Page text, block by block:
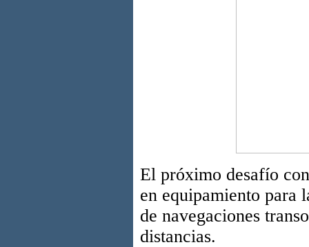
El próximo desafío
en equipamiento para
de navegaciones
distancias.